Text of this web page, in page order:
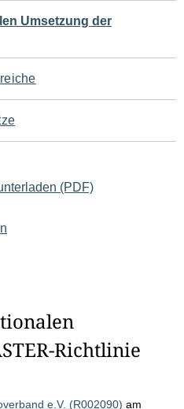
Umsetzung der
(PDF)
Richtlinie
e.V. (R002090) am